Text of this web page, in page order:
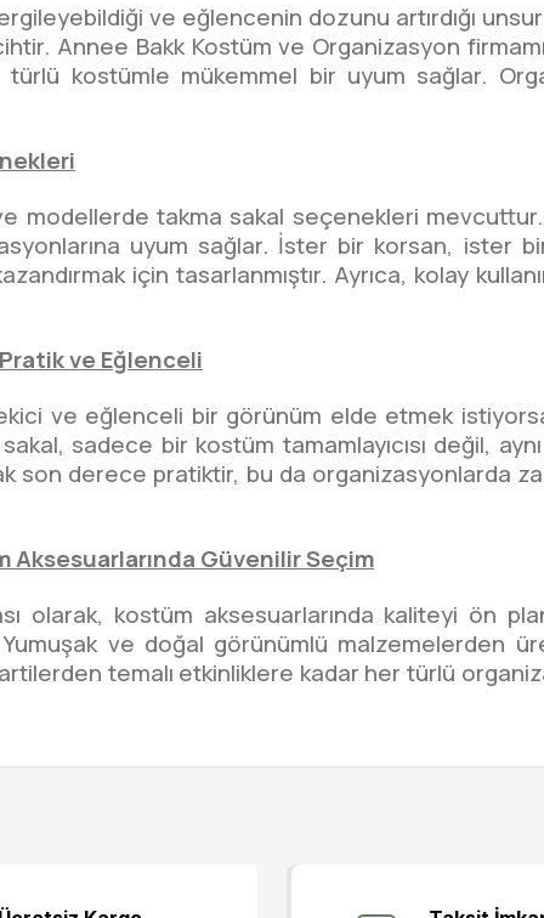
sergileyebildiği ve eğlencenin dozunu artırdığı
Annee Bakk Kostüm ve Organizasyon
kostümle mükemmel bir uyum sağlar.
modellerde takma sakal seçenekleri
uyum sağlar. İster bir korsan, ister
için tasarlanmıştır. Ayrıca, kolay
ve Eğlenceli
ve eğlenceli bir görünüm elde etmek
sadece bir kostüm tamamlayıcısı değil,
son derece pratiktir, bu da organizasyonlarda
Aksesuarlarında Güvenilir Seçim
olarak, kostüm aksesuarlarında kaliteyi ön
Yumuşak ve doğal görünümlü
temalı etkinliklere kadar her türlü